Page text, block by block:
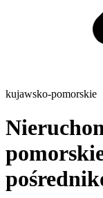
kujawsko-pomorskie